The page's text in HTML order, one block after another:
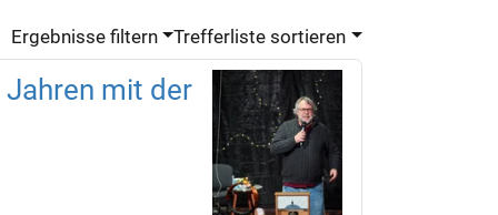
Ergebnisse filtern Trefferliste sortieren
mit der